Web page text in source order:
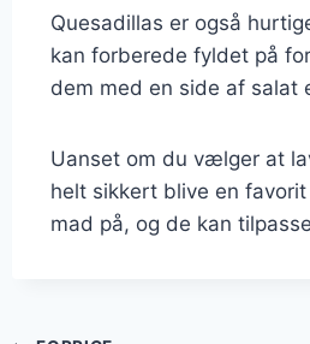
Quesadillas er også
kan forberede fyldet på
dem med en side af salat
Uanset om du vælger at
helt sikkert blive en
mad på, og de kan